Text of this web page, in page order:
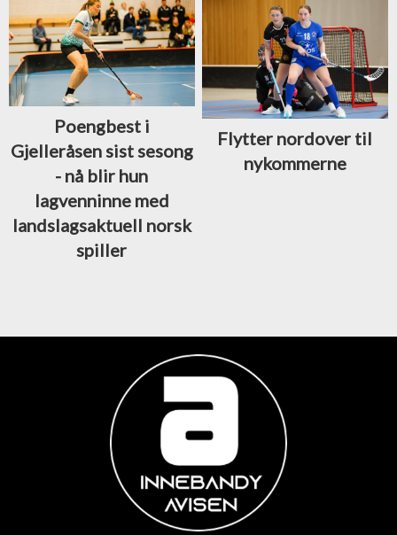
Poengbest i
Gjelleråsen sist sesong
- nå blir hun
lagvenninne med
landslagsaktuell norsk
spiller
Flytter nordover til
nykommerne